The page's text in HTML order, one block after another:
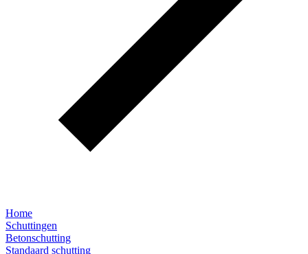
Home
Schuttingen
Betonschutting
Standaard schutting